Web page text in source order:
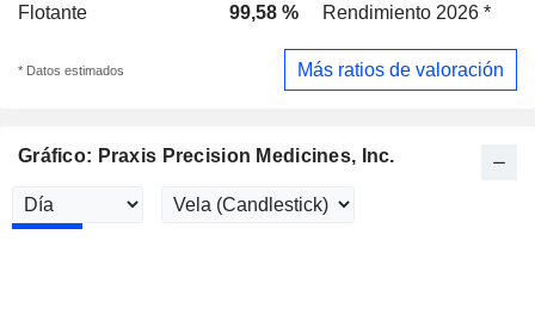
Flotante
99,58 % Rendimiento 2026 *
* Datos estimados Más ratios de valoración
Gráfico: Praxis Precision Medicines, Inc.